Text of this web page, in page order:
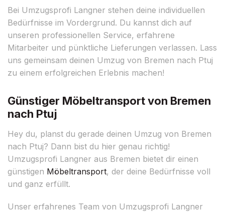
Bei Umzugsprofi Langner stehen deine individuellen
Bedürfnisse im Vordergrund. Du kannst dich auf
unseren professionellen Service, erfahrene
Mitarbeiter und pünktliche Lieferungen verlassen. Lass
uns gemeinsam deinen Umzug von Bremen nach Ptuj
zu einem erfolgreichen Erlebnis machen!
Günstiger Möbeltransport von Bremen
nach Ptuj
Hey du, planst du gerade deinen Umzug von Bremen
nach Ptuj? Dann bist du hier genau richtig!
Umzugsprofi Langner aus Bremen bietet dir einen
günstigen Möbeltransport, der deine Bedürfnisse voll
und ganz erfüllt.
Unser erfahrenes Team von Umzugsprofi Langner